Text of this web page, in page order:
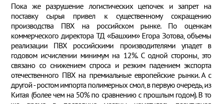
Пока же разрушение логистических цепочек и запрет на
поставку сырья привел к существенному сокращению
производства ПВХ на российском рынке. По оценкам
коммерческого директора ТД «Башхим» Егора Зотова, объемы
реализации ПВХ российскими производителями упадет в
годовом исчислении минимум на 12%. С одной стороны, это
связано со снижением спроса и резким падением экспорта
отечественного ПВХ на премиальные европейские рынки. А с
другой - ростом импорта полимерных смол, в первую очередь, из
Китая (более чем на 50% по сравнению с прошлым годом). В то